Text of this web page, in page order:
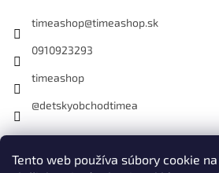
Tento web používa súbory cookie
timeashop@timeashop.sk
0910923293
timeashop
@detskyobchodtimea
Instagram